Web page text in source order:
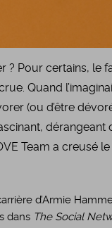
? Pour certains, le
Quand
(ou d’être
dérangeant
Team a creusé le
d’Armie
dans The Social